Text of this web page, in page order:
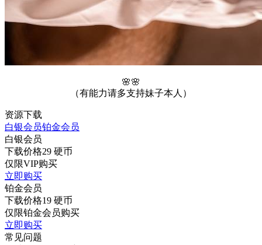
🌸🌸
（有能力请多支持妹子本人）
资源下载
白银会员铂金会员
白银会员
下载价格29 硬币
仅限VIP购买
立即购买
铂金会员
下载价格19 硬币
仅限铂金会员购买
立即购买
常见问题